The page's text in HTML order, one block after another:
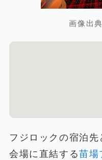
画像出
フジロックの宿泊先
会場に直結する苗場